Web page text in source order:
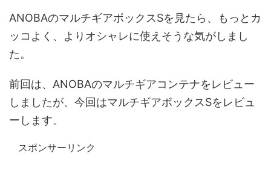
ANOBAのマルチギアボックスSを見たら、もっとカ
ッコよく、よりオシャレに使えそうな気がしまし
た。
前回は、ANOBAのマルチギアコンテナをレビュー
しましたが、今回はマルチギアボックスSをレビュ
ーします。
スポンサーリンク